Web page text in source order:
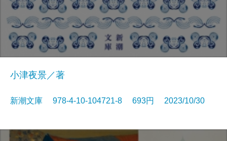
小津夜景／著
新潮文庫 978-4-10-104721-8 693円 2023/10/30